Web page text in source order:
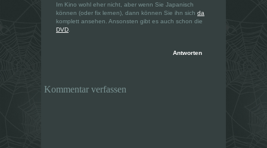
Im Kino wohl eher nicht, aber wenn Sie Japanisch
können (oder fix lernen), dann können Sie ihn sich da
komplett ansehen. Ansonsten gibt es auch schon die
DVD
Antworten
Kommentar verfassen